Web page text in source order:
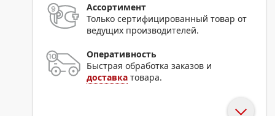
Ассортимент
Только сертифицированный товар от
ведущих производителей.
Оперативность
Быстрая обработка заказов и
доставка товара.